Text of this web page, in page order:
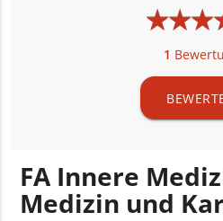
★★★
★★★
1
FA Innere
Medizin und